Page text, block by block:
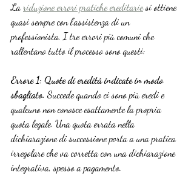
La riduzione errori pratiche ereditarie si ottiene
quasi sempre con l’assistenza di un
professionista. I tre errori più comuni che
rallentano tutto il processo sono questi:
Errore 1: Quote di eredità indicate in modo
sbagliato. Succede quando ci sono più eredi e
qualcuno non conosce esattamente la propria
quota legale. Una quota errata nella
dichiarazione di successione porta a una pratica
irregolare che va corretta con una dichiarazione
integrativa, spesso a pagamento.